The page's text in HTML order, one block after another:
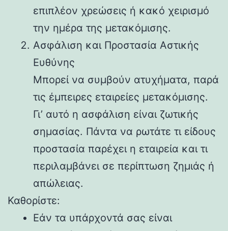
επιπλέον χρεώσεις ή κακό χειρισμό
την ημέρα της μετακόμισης.
Ασφάλιση και Προστασία Αστικής
Ευθύνης
Μπορεί να συμβούν ατυχήματα, παρά
τις έμπειρες εταιρείες μετακόμισης.
Γι’ αυτό η ασφάλιση είναι ζωτικής
σημασίας. Πάντα να ρωτάτε τι είδους
προστασία παρέχει η εταιρεία και τι
περιλαμβάνει σε περίπτωση ζημιάς ή
απώλειας.
Καθορίστε:
Εάν τα υπάρχοντά σας είναι